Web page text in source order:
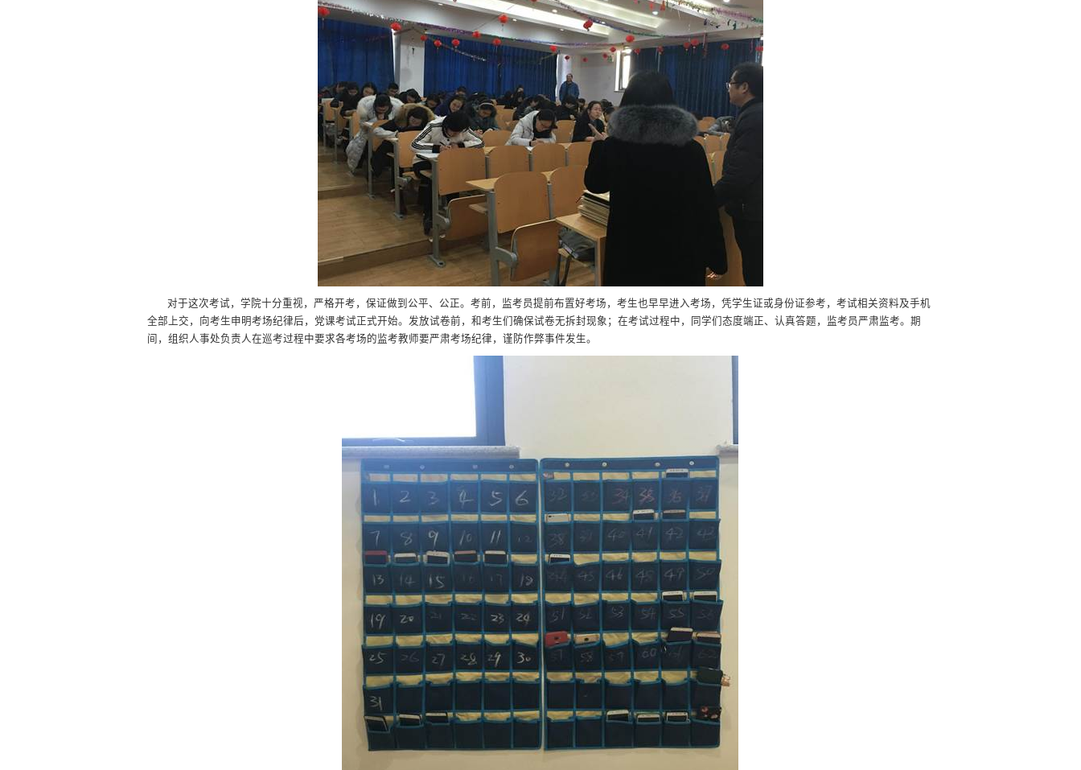
对于这次考试，学院十分重视，严格开考，保证做到公平、公正。考前，监考员提前布置好考场，考生也早早进入考场，凭学生证或身份证参考，考试相关资料及手机
全部上交，向考生申明考场纪律后，党课考试正式开始。发放试卷前，和考生们确保试卷无拆封现象；在考试过程中，同学们态度端正、认真答题，监考员严肃监考。期
间，组织人事处负责人在巡考过程中要求各考场的监考教师要严肃考场纪律，谨防作弊事件发生。